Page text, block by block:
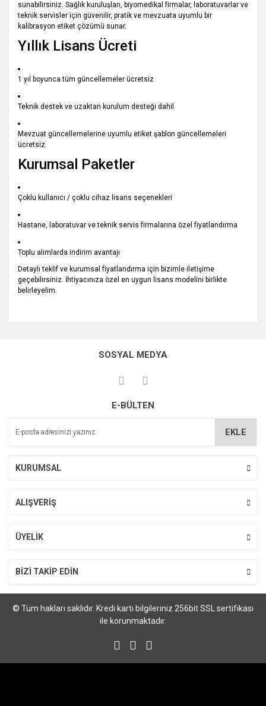
sunabilirsiniz. Sağlık kuruluşları, biyomedikal firmalar, laboratuvarlar ve
teknik servisler için güvenilir, pratik ve mevzuata uyumlu bir
kalibrasyon etiket çözümü sunar.
Yıllık Lisans Ücreti
1 yıl boyunca tüm güncellemeler ücretsiz
Teknik destek ve uzaktan kurulum desteği dahil
Mevzuat güncellemelerine uyumlu etiket şablon güncellemeleri
ücretsiz
Kurumsal Paketler
Çoklu kullanıcı / çoklu cihaz lisans seçenekleri
Hastane, laboratuvar ve teknik servis firmalarına özel fiyatlandırma
Toplu alımlarda indirim avantajı
Detaylı teklif ve kurumsal fiyatlandırma için bizimle iletişime
geçebilirsiniz. İhtiyacınıza özel en uygun lisans modelini birlikte
belirleyelim.
kullanarak tarafımıza iletebilirsiniz.
Görüş ve önerileriniz için teşekkür ederiz.
Ürün açıklamasında eksik bilgiler bulunuyor.
SOSYAL MEDYA
E-BÜLTEN
EKLE
KURUMSAL
ALIŞVERİŞ
ÜYELİK
BİZİ TAKİP EDİN
© Tüm hakları saklıdır. Kredi kartı bilgileriniz 256bit SSL sertifikası
ile korunmaktadır.